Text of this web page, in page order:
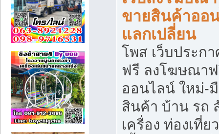
ขายสินค้าออ
แลกเปลี่ยน
โพส เว็บประก
ฟรี ลงโฆษณา
ออนไลน์ ใหม่-
สินค้า บ้าน รถ
เครื่อง ท่องเที่ย